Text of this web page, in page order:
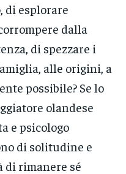
di esplorare
dalla
di spezzare i
alle origini, a
possibile? Se lo
olandese
e psicologo
di solitudine e
di rimanere sé